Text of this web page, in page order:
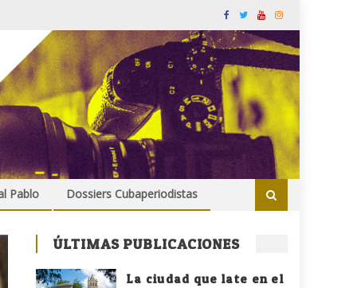
Pablo Dossiers Cubaperiodistas
ÚLTIMAS PUBLICACIONES
La ciudad que late en el